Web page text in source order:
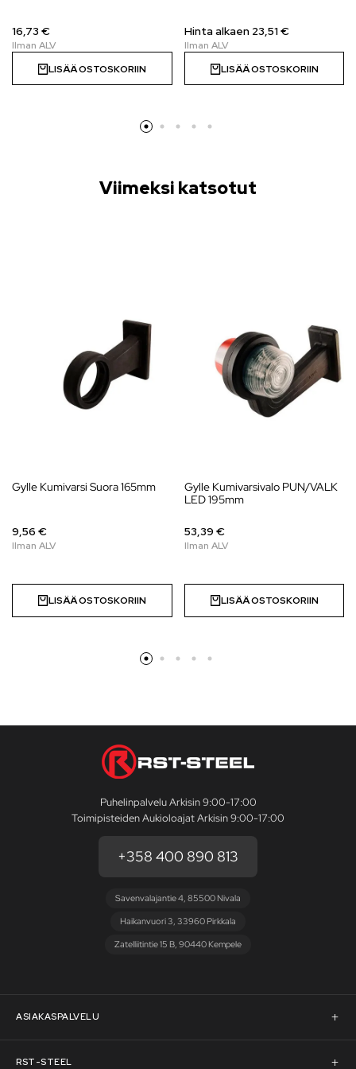
16,73 €
LISÄÄ OSTOSKORIIN
Hinta alkaen 23,51 €
LISÄÄ OSTOSKORIIN
Viimeksi katsotut
Gylle Kumivarsi Suora 165mm
9,56 €
LISÄÄ OSTOSKORIIN
Gylle Kumivarsivalo PUN/VALK
LED 195mm
53,39 €
LISÄÄ OSTOSKORIIN
Puhelinpalvelu Arkisin 9:00-17:00
Toimipisteiden Aukioloajat Arkisin 9:00-17:00
+358 400 890 813
Savenvalajantie 4, 85500 Nivala
Haikanvuori 3, 33960 Pirkkala
Zatelliitintie 15 B, 90440 Kempele
ASIAKASPALVELU
Asiakaspalvelu
RST-STEEL